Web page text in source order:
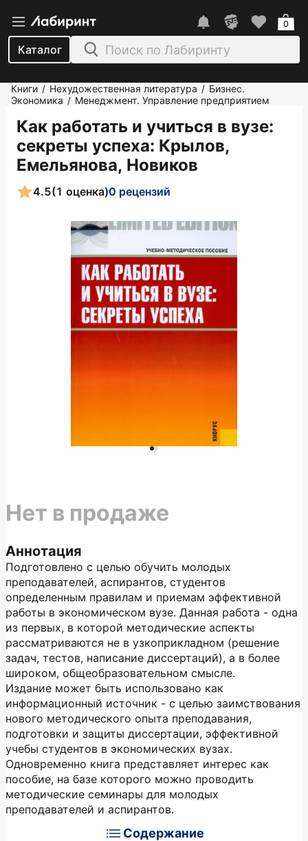
Каталог
0
Книги / Нехудожественная литература / Бизнес.
Экономика / Менеджмент. Управление предприятием
Как работать и учиться в вузе:
секреты успеха: Крылов,
Емельянова, Новиков
4.5(1 оценка)0 рецензий
Аннотация
Подготовлено с целью обучить молодых
преподавателей, аспирантов, студентов
определенным правилам и приемам эффективной
работы в экономическом вузе. Данная работа - одна
из первых, в которой методические аспекты
рассматриваются не в узкоприкладном (решение
задач, тестов, написание диссертаций), а в более
широком, общеобразовательном смысле.
Издание может быть использовано как
информационный источник - с целью заимствования
нового методического опыта преподавания,
подготовки и защиты диссертации, эффективной
учебы студентов в экономических вузах.
Одновременно книга представляет интерес как
пособие, на базе которого можно проводить
методические семинары для молодых
преподавателей и аспирантов.
Содержание
Нет в продаже